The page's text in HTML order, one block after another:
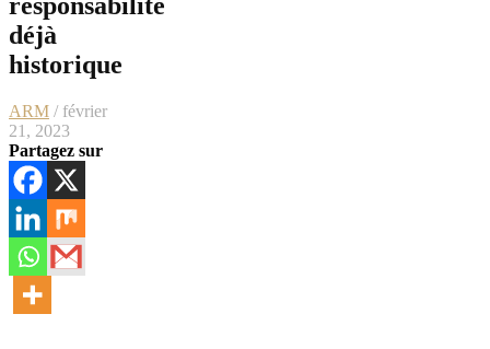
déjà
historique
ARM / février
21, 2023
Partagez sur